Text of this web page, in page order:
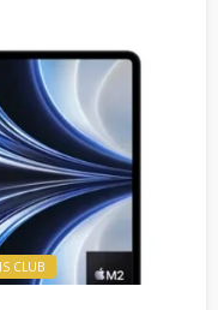
CLUB